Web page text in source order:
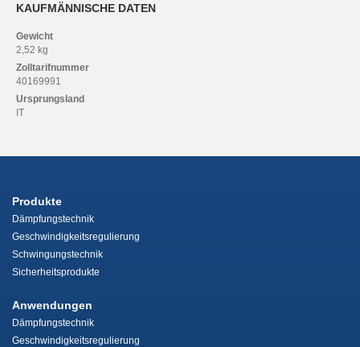
KAUFMÄNNISCHE DATEN
Gewicht
2,52 kg
Zolltarifnummer
40169991
Ursprungsland
IT
Produkte
Dämpfungstechnik
Geschwindigkeitsregulierung
Schwingungstechnik
Sicherheitsprodukte
Anwendungen
Dämpfungstechnik
Geschwindigkeitsregulierung